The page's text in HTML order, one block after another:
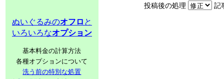
ぬいぐるみのオフロ と
いろいろなオプション
基本料金の計算方法
各種オプションについて
洗う前の特別な処置
投稿後の処理
記